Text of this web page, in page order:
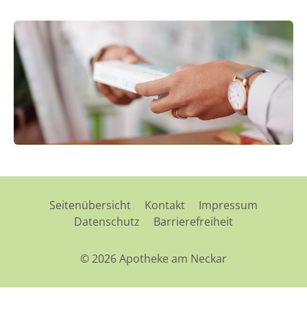
Seitenübersicht Kontakt
Impressum
Datenschutz
Barrierefreiheit
© 2026 Apotheke am Neckar